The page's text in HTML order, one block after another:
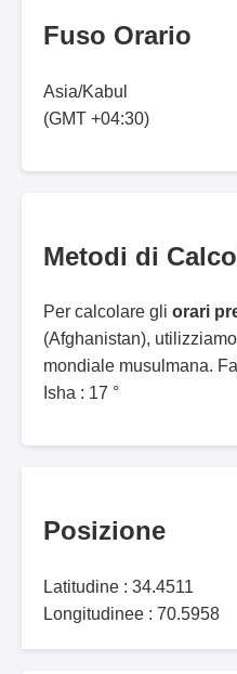
Fuso Orario
Asia/Kabul
(GMT +04:30)
Metodi di
Per calcolare gli orari
(Afghanistan),
mondiale musulmana.
Isha : 17 °
Posizione
Latitudine : 34.4511
Longitudinee : 70.5958